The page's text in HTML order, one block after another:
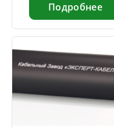
Подробнее